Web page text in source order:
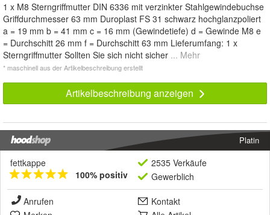
1 x M8 Sterngriffmutter DIN 6336 mit verzinkter Stahlgewindebuchse
Griffdurchmesser 63 mm Duroplast FS 31 schwarz hochglanzpoliert
a = 19 mm b = 41 mm c = 16 mm (Gewindetiefe) d = Gewinde M8 e
= Durchschitt 26 mm f = Durchschitt 63 mm Lieferumfang: 1 x
Sterngriffmutter Sollten Sie sich nicht sicher ... Mehr
* maschinell aus der Artikelbeschreibung erstellt
Artikelbeschreibung anzeigen
Platin
fettkappe
100% positiv
2535 Verkäufe
Gewerblich
Anrufen
Kontakt